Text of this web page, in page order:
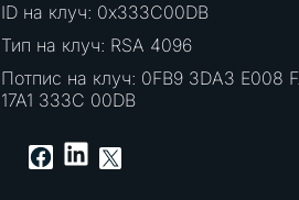
ID на клуч: 0x333C00DB
Тип на клуч: RSA 4096
Потпис на клуч: 0FB9 3DA3 E008
17A1 333C 00DB
Facebook
LinkedIn
X